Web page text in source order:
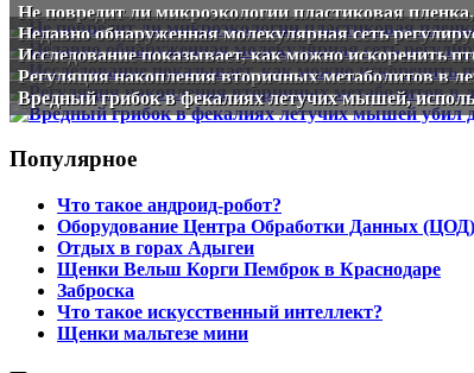
Не повредит ли микроэкологии пластиковая
Недавно обнаруженная молекулярная сеть
Исследование показывает, как можно искоренить
Регуляция накопления вторичных метаболитов в
Вредный грибок в фекалиях летучих мышей,
Популярное
Что такое андроид-робот?
Оборудование Центра Обработки Данных
Отдых в горах Адыгеи
Щенки Вельш Корги Пемброк в Краснодаре
Заброска
Что такое искусственный интеллект?
Щенки мальтезе мини